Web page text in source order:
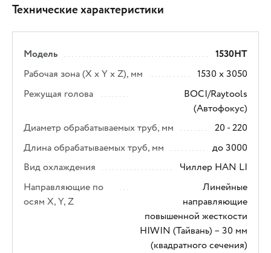
Технические характеристики
Модель
1530HТ
Рабочая зона (X х Y х Z), мм
1530 х 3050
Режущая голова
BOCI/Raytools
(Автофокус)
Диаметр обрабатываемых труб, мм
20 - 220
Длина обрабатываемых труб, мм
до 3000
Вид охлаждения
Чиллер HAN LI
Направляющие по
осям X, Y, Z
Линейные
направляющие
повышенной жесткости
HIWIN (Тайвань) – 30 мм
(квадратного сечения)